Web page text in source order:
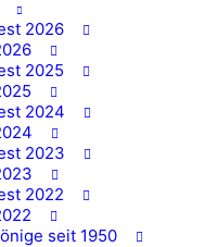
2026
2025
2024
2023
2022
seit 1950
1109